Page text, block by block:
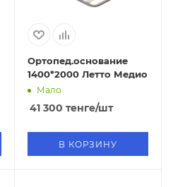
Ортопед.основание
1400*2000 Летто Медио
Мало
41 300 тенге/шт
В КОРЗИНУ